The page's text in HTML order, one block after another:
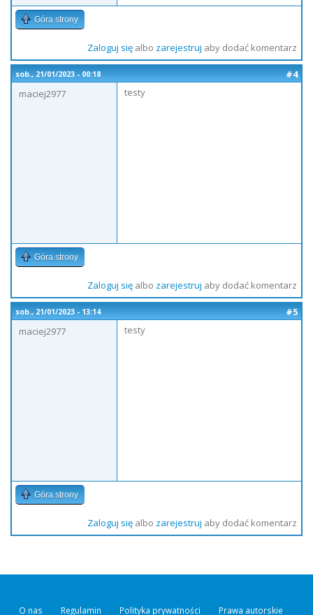
Góra strony
Zaloguj sięalbo zarejestruj aby dodać komentarz
sob., 21/01/2023 - 00:18
#4
maciej2977
testy
Góra strony
Zaloguj sięalbo zarejestruj aby dodać komentarz
sob., 21/01/2023 - 13:14
#5
maciej2977
testy
Góra strony
Zaloguj sięalbo zarejestruj aby dodać komentarz
O nas Regulamin Polityka prywatności Prawa autorskie